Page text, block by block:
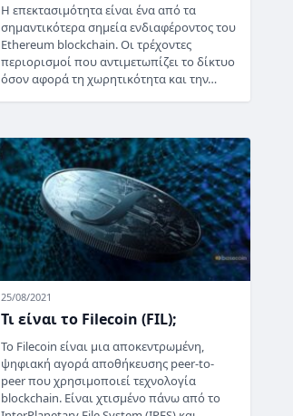
Η επεκτασιμότητα είναι ένα από τα
σημαντικότερα σημεία ενδιαφέροντος του
Ethereum blockchain. Οι τρέχοντες
περιορισμοί που αντιμετωπίζει το δίκτυο
όσον αφορά τη χωρητικότητα και την…
25/08/2021
Τι είναι το Filecoin (FIL);
Το Filecoin είναι μια αποκεντρωμένη,
ψηφιακή αγορά αποθήκευσης peer-to-
peer που χρησιμοποιεί τεχνολογία
blockchain. Είναι χτισμένο πάνω από το